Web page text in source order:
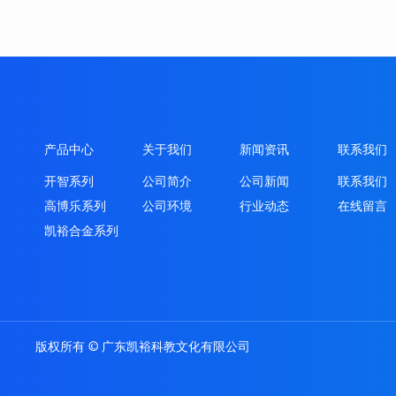
产品中心
开智系列
高博乐系列
凯裕合金系列
关于我们
公司简介
公司环境
新闻资讯
公司新闻
行业动态
联系我们
联系我们
在线留言
版权所有 © 广东凯裕科教文化有限公司